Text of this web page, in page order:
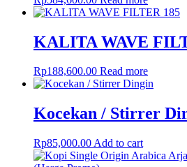
KALITA WAVE
Rp188,600.00 Read more
Kocekan / Stirrer
Rp85,000.00 Add to cart